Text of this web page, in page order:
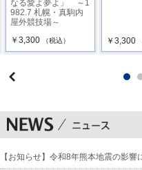
なる愛よ夢よ」 ～1
982.7 札幌・真駒内
屋外競技場～
￥3,300
（税込） ￥3,300
【お知らせ】令和8年熊本地震の影